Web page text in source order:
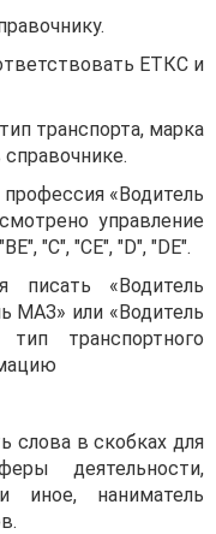
ЕТКС и
транспорта, марка
«Водитель
управление
"C", "CE", "D", "DE".
писать «Водитель
МАЗ» или «Водитель
транспортного
слова в скобках для
деятельности,
иное, наниматель